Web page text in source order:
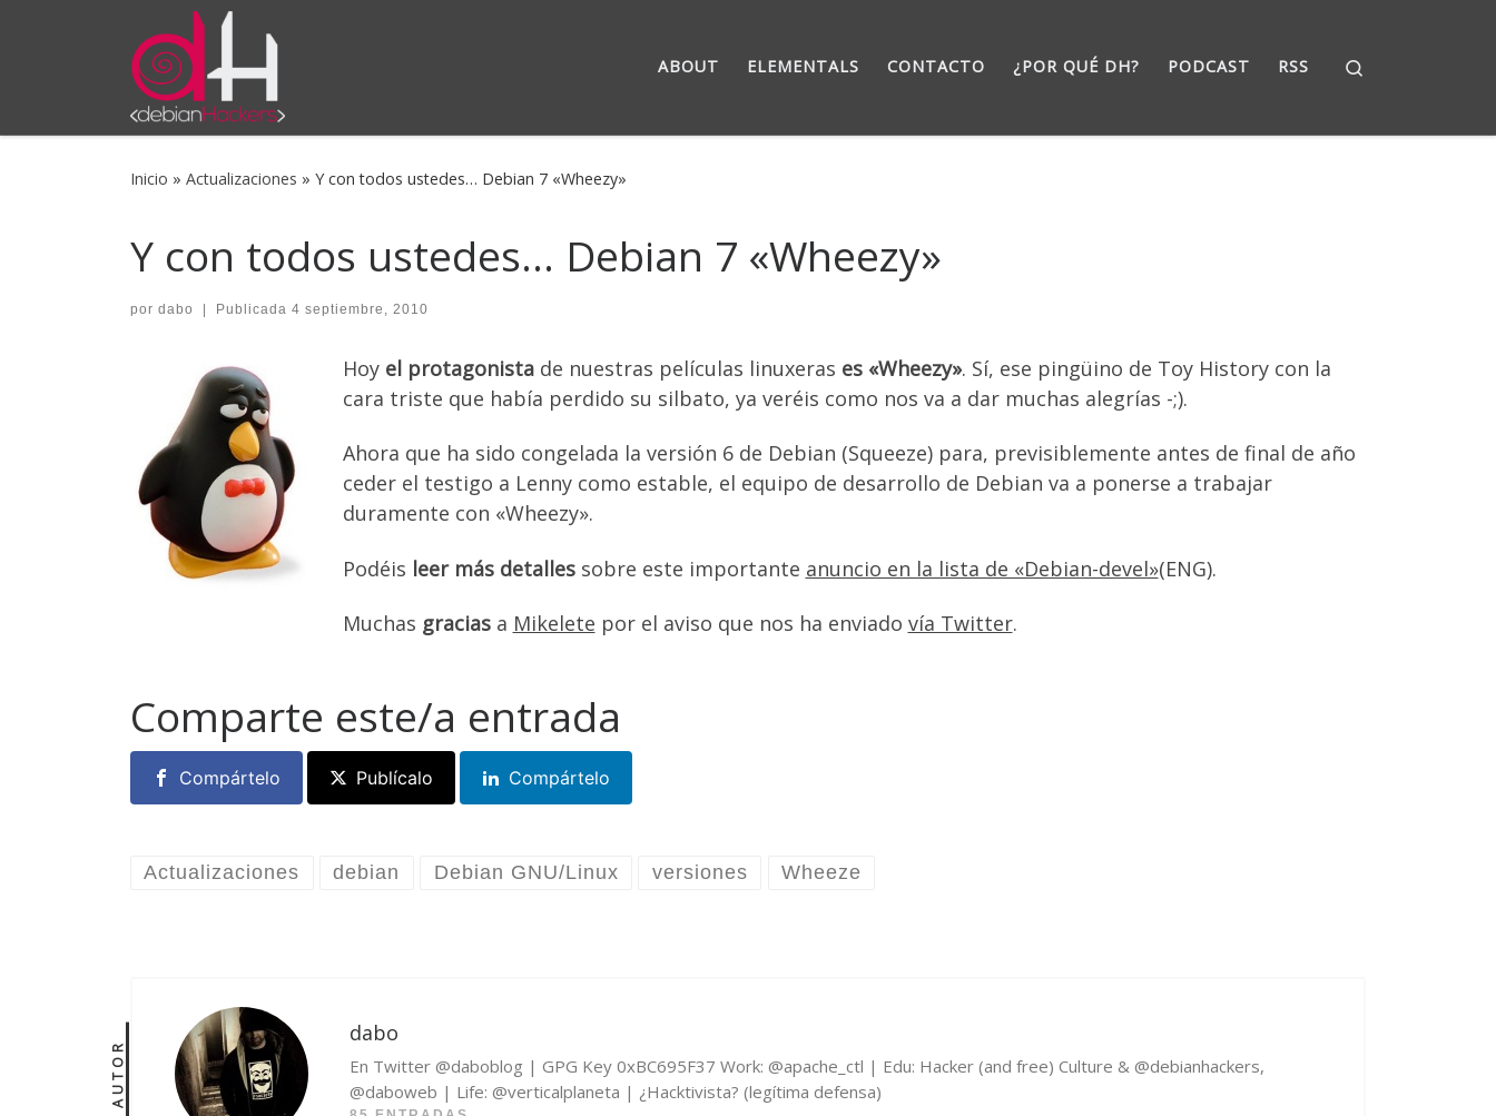
Saltar al contenido
ABOUT ELEMENTALS CONTACTO ¿POR QUÉ DH? PODCAST RSS
Inicio » Actualizaciones » Y con todos ustedes… Debian 7 «Wheezy»
Y con todos ustedes… Debian 7 «Wheezy»
por dabo Publicada 4 septiembre, 2010
Hoy el protagonistade nuestras películas linuxeras es «Wheezy». Sí, ese pingüino de Toy History con la
cara triste que había perdido su silbato, ya veréis como nos va a dar muchas alegrías -;).
Ahora que ha sido congelada la versión 6 de Debian (Squeeze) para, previsiblemente antes de final de año
ceder el testigo a Lenny como estable, el equipo de desarrollo de Debian va a ponerse a trabajar
duramente con «Wheezy».
Podéis leer más detallessobre este importante anuncio en la lista de «Debian-devel»(ENG).
Muchas graciasa Mikelete por el aviso que nos ha enviado vía Twitter.
Comparte este/a entrada
Compártelo Publícalo Compártelo
Actualizaciones debian Debian GNU/Linux versiones Wheeze
AUTOR
dabo
En Twitter @daboblog | GPG Key 0xBC695F37 Work: @apache_ctl | Edu: Hacker (and free) Culture & @debianhackers,
@daboweb | Life: @verticalplaneta | ¿Hacktivista? (legítima defensa)